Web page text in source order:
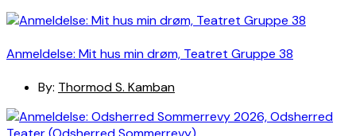
Anmeldelse: Mit hus min drøm, Teatret Gruppe 38
By: Thormod S. Kamban